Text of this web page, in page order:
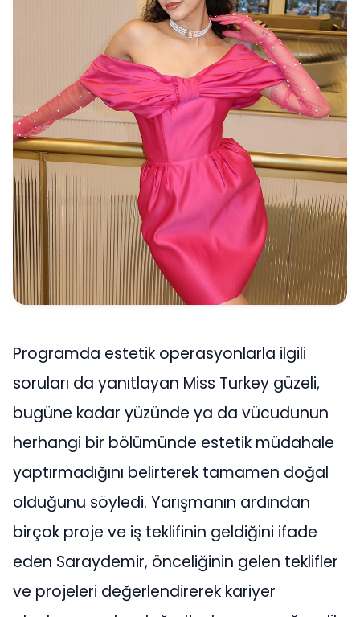
Programda estetik operasyonlarla ilgili
soruları da yanıtlayan Miss Turkey güzeli,
bugüne kadar yüzünde ya da vücudunun
herhangi bir bölümünde estetik müdahale
yaptırmadığını belirterek tamamen doğal
olduğunu söyledi. Yarışmanın ardından
birçok proje ve iş teklifinin geldiğini ifade
eden Saraydemir, önceliğinin gelen teklifler
ve projeleri değerlendirerek kariyer